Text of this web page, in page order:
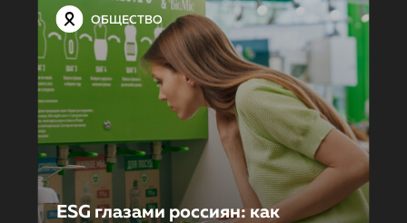
ОБЩЕСТВО
ESG глазами россиян: как